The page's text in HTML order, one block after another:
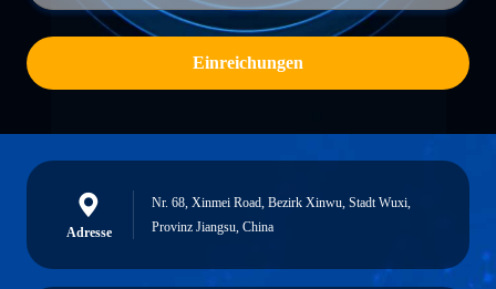
Einreichungen
Adresse
Nr. 68, Xinmei Road, Bezirk Xinwu, Stadt Wuxi,
Provinz Jiangsu, China